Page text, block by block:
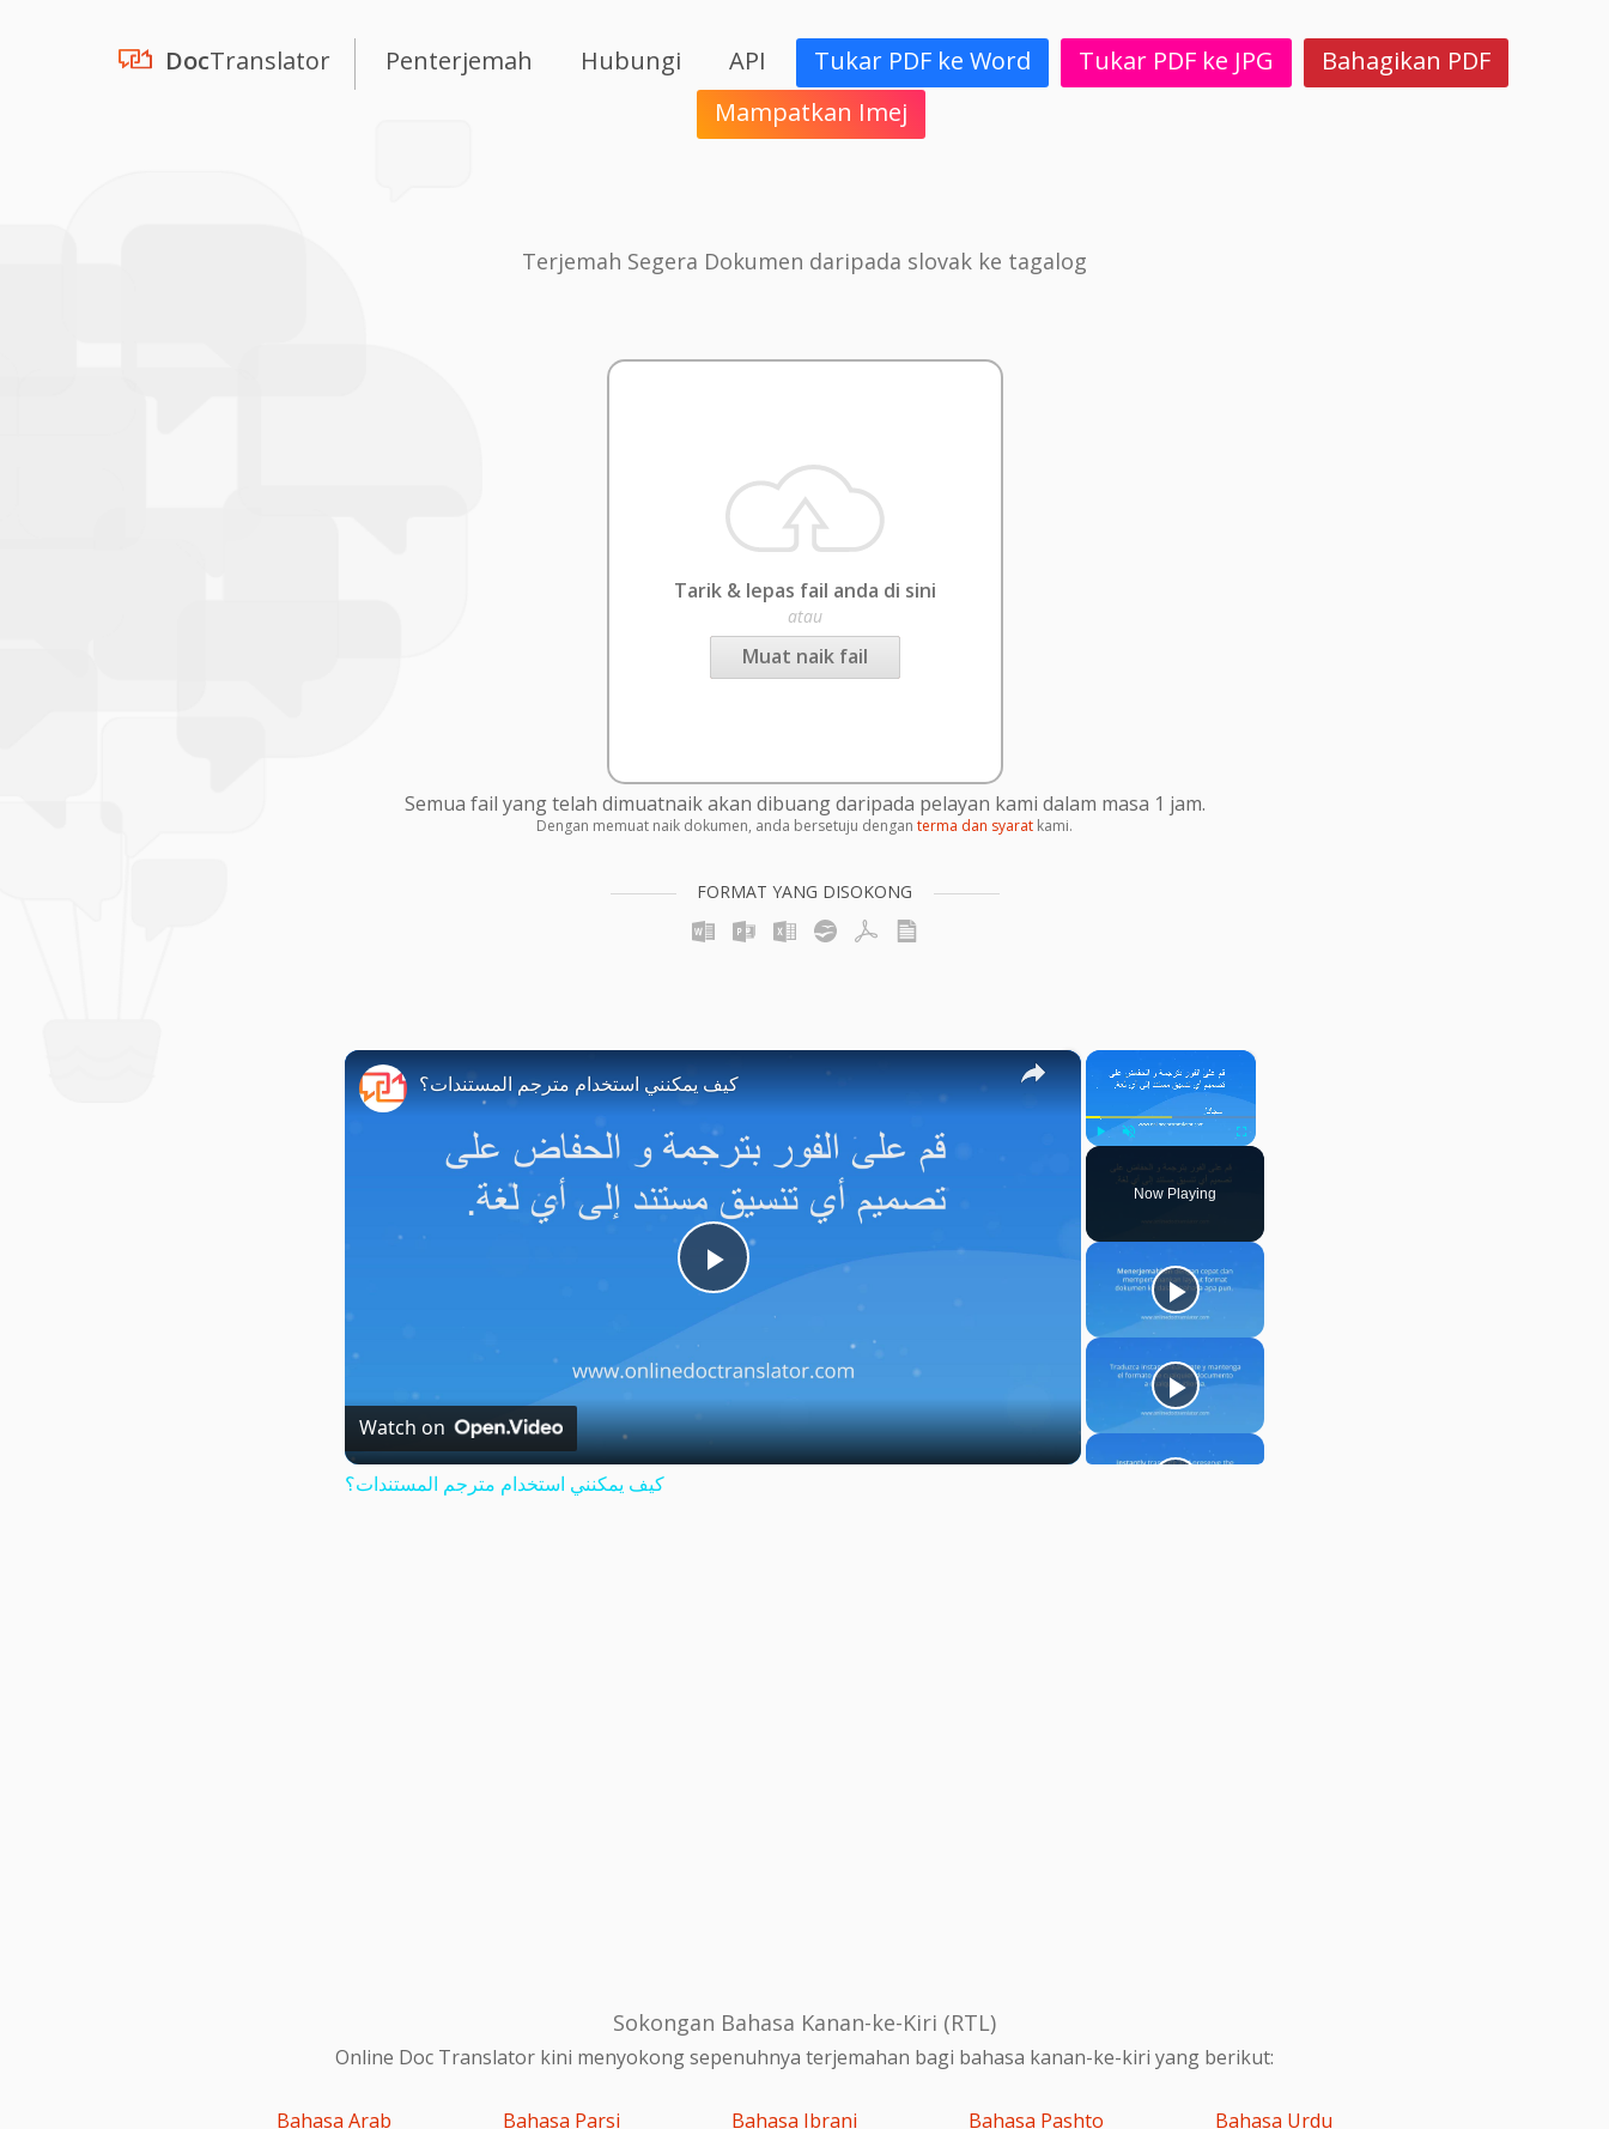
DocTranslator Penterjemah Hubungi API Tukar PDF ke Word Tukar PDF ke JPG
Bahagikan PDF
Mampatkan Imej
Terjemah Segera Dokumen daripada slovak ke tagalog
Tarik & lepas fail anda di sini
atau
Muat naik fail
Semua fail yang telah dimuatnaik akan dibuang daripada pelayan kami dalam masa 1 jam.
Dengan memuat naik dokumen, anda bersetuju dengan terma dan syarat kami.
FORMAT YANG DISOKONG
×
Fullscreen
Now Playing
×
Play
Video
كيف يمكنني استخدام مترجم المستندات؟
Watch on
كيف يمكنني استخدام مترجم المستندات؟
Sokongan Bahasa Kanan-ke-Kiri (RTL)
Online Doc Translator kini menyokong sepenuhnya terjemahan bagi bahasa kanan-ke-kiri yang berikut:
Bahasa Arab
Bahasa Parsi
Bahasa Ibrani
Bahasa Pashto
Bahasa Urdu